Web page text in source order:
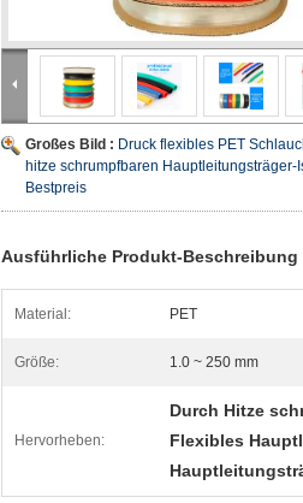
Großes Bild : Druck flexibles PET
hitze schrumpfbaren Hauptleitungsträger-
Bestpreis
Ausführliche Produkt-Beschreibung
Material: PET
Größe: 1.0 ~ 250 mm
Hervorheben:
Durch Hitze
Flexibles